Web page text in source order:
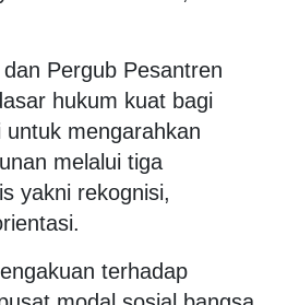
Pergub Pesantren
hukum kuat bagi
mengarahkan
melalui tiga
yakni rekognisi,
terhadap